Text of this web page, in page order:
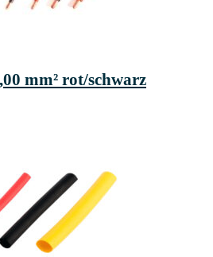
mm² rot/schwarz